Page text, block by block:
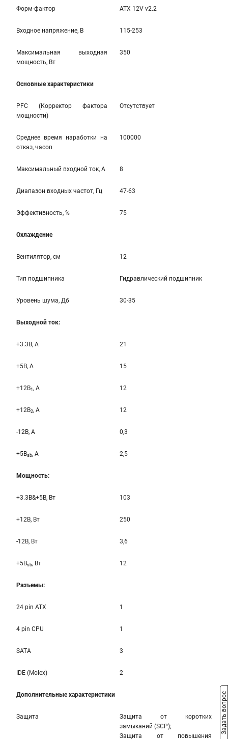
Форм-фактор ATX 12V v2.2
Входное напряжение, В 115-253
Максимальная выходная
мощность, Вт
350
Основные характеристики
PFC (Корректор фактора
мощности)
Отсутствует
Среднее время наработки на
отказ, часов
100000
Максимальный входной ток, А 8
Диапазон входных частот, Гц 47-63
Эффективность, % 75
Охлаждение
Вентилятор, см 12
Тип подшипника Гидравлический подшипник
Уровень шума, Дб 30-35
Выходной ток:
+3.3B, А 21
+5B, А 15
+12B1 , A 12
+12B2, A 12
-12B, A 0,3
+5Bsb, A 2,5
Мощность:
+3.3B&+5B, Вт 103
+12B, Вт 250
-12B, Вт 3,6
+5Bsb, Вт 12
Разъемы:
24 pin ATX 1
4 pin CPU 1
SATA 3
IDE (Molex) 2
Дополнительные характеристики
Защита
Защита от коротких
замыканий (SCP);
Защита от повышения
Задать вопрос